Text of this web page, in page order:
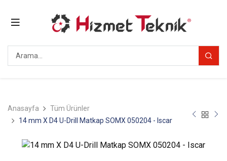
Anasayfa
Tüm Ürünler
14 mm X D4 U-Drill Matkap SOMX 050204 - Iscar